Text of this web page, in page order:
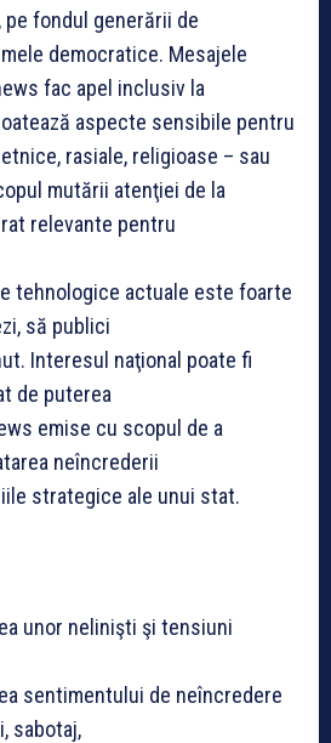
fondul generării de
democratice. Mesajele
fac apel inclusiv la
aspecte sensibile pentru
rasiale, religioase – sau
mutării atenţiei de la
relevante pentru
tehnologice actuale este foarte
să publici
Interesul naţional poate fi
de puterea
emise cu scopul de a
neîncrederii
strategice ale unui stat.
unor nelinişti şi tensiuni
sentimentului de neîncredere
sabotaj,